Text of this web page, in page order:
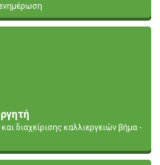
διαχείρισης καλλιεργειών βήμα -